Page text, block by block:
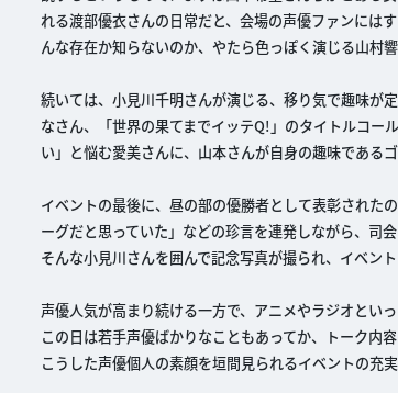
れる渡部優衣さんの日常だと、会場の声優ファンには
んな存在か知らないのか、やたら色っぽく演じる山村
続いては、小見川千明さんが演じる、移り気で趣味が
なさん、「世界の果てまでイッテQ!」のタイトルコー
い」と悩む愛美さんに、山本さんが自身の趣味である
イベントの最後に、昼の部の優勝者として表彰された
ーグだと思っていた」などの珍言を連発しながら、司
そんな小見川さんを囲んで記念写真が撮られ、イベン
声優人気が高まり続ける一方で、アニメやラジオとい
この日は若手声優ばかりなこともあってか、トーク内
こうした声優個人の素顔を垣間見られるイベントの充